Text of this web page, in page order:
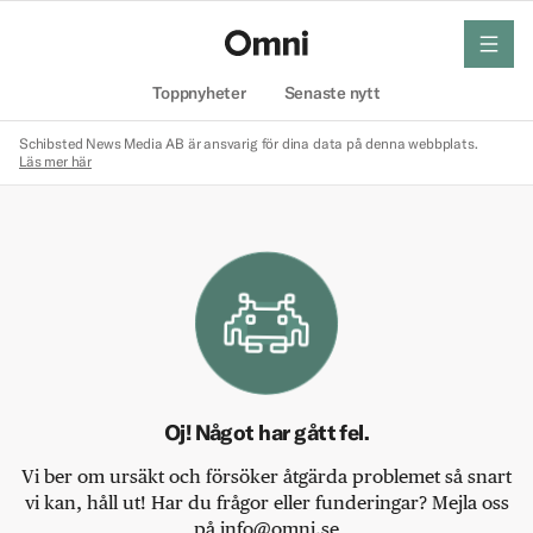
Toppnyheter Senaste nytt
meny
Schibsted News Media AB är ansvarig för dina data på denna webbplats.
Läs mer här
Oj! Något har gått fel.
Vi ber om ursäkt och försöker åtgärda problemet så snart
vi kan, håll ut! Har du frågor eller funderingar? Mejla oss